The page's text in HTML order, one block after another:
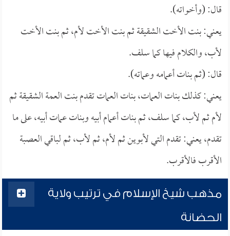
قال: (وأخواته).
يعني: بنت الأخت الشقيقة ثم بنت الأخت لأم، ثم بنت الأخت
لأب، والكلام فيها كما سلف.
قال: (ثم بنات أعمامه وعماته).
يعني: كذلك بنات العمات، بنات العمات تقدم بنت العمة الشقيقة ثم
لأم ثم لأب، كما سلف، ثم بنات أعمام أبيه وبنات عمات أبيه، على ما
تقدم، يعني: تقدم التي لأبوين ثم لأم، ثم لأب، ثم لباقي العصبة
الأقرب فالأقرب.
مذهب شيخ الإسلام في ترتيب ولاية
الحضانة